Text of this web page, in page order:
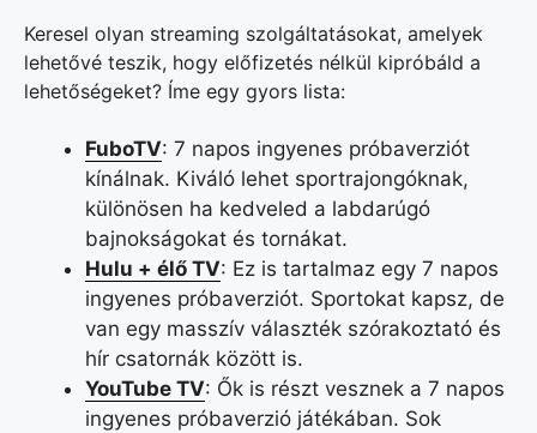
Keresel olyan streaming szolgáltatásokat, amelyek
lehetővé teszik, hogy előfizetés nélkül kipróbáld a
lehetőségeket? Íme egy gyors lista:
FuboTV: 7 napos ingyenes próbaverziót
kínálnak. Kiváló lehet sportrajongóknak,
különösen ha kedveled a labdarúgó
bajnokságokat és tornákat.
Hulu + élő TV: Ez is tartalmaz egy 7 napos
ingyenes próbaverziót. Sportokat kapsz, de
van egy masszív választék szórakoztató és
hír csatornák között is.
YouTube TV: Ők is részt vesznek a 7 napos
ingyenes próbaverzió játékában. Sok